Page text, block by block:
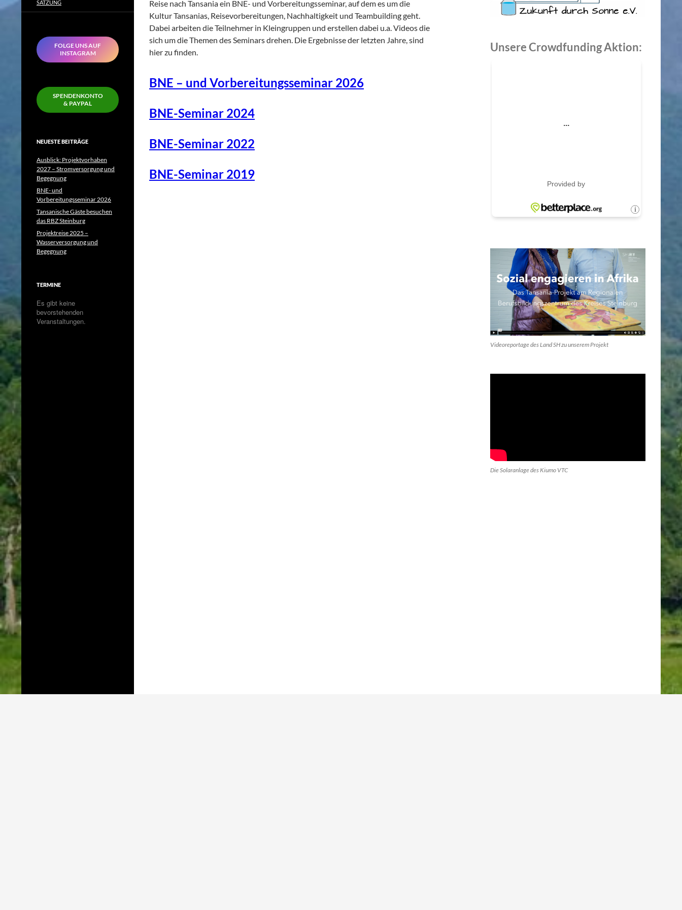
Reise nach Tansania ein BNE- und Vorbereitungsseminar, auf dem es um die
Kultur Tansanias, Reisevorbereitungen, Nachhaltigkeit und Teambuilding geht.
Dabei arbeiten die Teilnehmer in Kleingruppen und erstellen dabei u.a. Videos die
sich um die Themen des Seminars drehen. Die Ergebnisse der letzten Jahre, sind
hier zu finden.
BNE – und Vorbereitungsseminar 2026
BNE-Seminar 2024
BNE-Seminar 2022
BNE-Seminar 2019
Unsere Crowdfunding Aktion:
Videoreportage des Land SH zu unserem Projekt
Die Solaranlage des Kiumo VTC
SATZUNG
FOLGE UNS AUF
INSTAGRAM
SPENDENKONTO
& PAYPAL
NEUESTE BEITRÄGE
Ausblick: Projektvorhaben
2027 – Stromversorgung und
Begegnung
BNE- und
Vorbereitungsseminar 2026
Tansanische Gäste besuchen
das RBZ Steinburg
Projektreise 2025 –
Wasserversorgung und
Begegnung
TERMINE
Es gibt keine
bevorstehenden
Veranstaltungen.